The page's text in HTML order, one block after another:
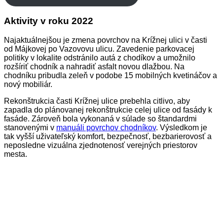
Aktivity v roku 2022
Najaktuálnejšou je zmena povrchov na Krížnej ulici v časti
od Májkovej po Vazovovu ulicu. Zavedenie parkovacej
politiky v lokalite odstránilo autá z chodíkov a umožnilo
rozšíriť chodník a nahradiť asfalt novou dlažbou. Na
chodníku pribudla zeleň v podobe 15 mobilných kvetináčov a
nový mobiliár.
Rekonštrukcia časti Krížnej ulice prebehla citlivo, aby
zapadla do plánovanej rekonštrukcie celej ulice od fasády k
fasáde. Zároveň bola vykonaná v súlade so štandardmi
stanovenými v manuáli povrchov chodníkov. Výsledkom je
tak vyšší uživateľský komfort, bezpečnosť, bezbarierovosť a
neposledne vizuálna zjednotenosť verejných priestorov
mesta.